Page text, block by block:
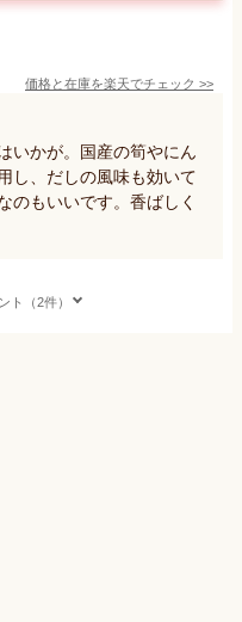
価格と在庫を楽天でチェック >>
いかが。国産の筍やにん
し、だしの風味も効いて
のもいいです。香ばしく
ト（2件）